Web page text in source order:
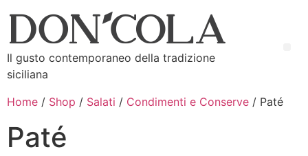
Il gusto contemporaneo della tradizione
siciliana
Home / Shop / Salati / Condimenti e Conserve / Paté
Paté